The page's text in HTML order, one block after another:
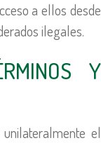
a ellos desde
ilegales.
Y
el